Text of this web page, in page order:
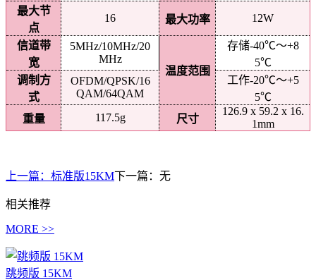
最大节
点
16 最大功率 12W
信道带
宽
5MHz/10MHz/20
MHz
温度范围
存储-40℃～+8
5℃
调制方
式
OFDM/QPSK/16
QAM/64QAM
工作-20℃～+5
5℃
重量
117.5g 尺寸
126.9 x 59.2 x 16.
1mm
上一篇： 标准版15KM下一篇： 无
相关推荐
MORE >>
跳频版 15KM